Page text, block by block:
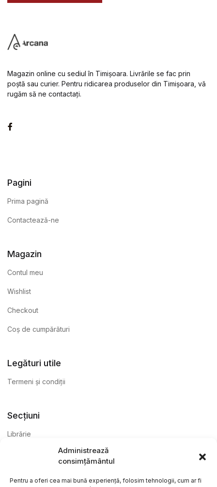
Administrează
consimțământul
Pentru a oferi cea mai bună experiență, folosim tehnologii, cum ar fi
Magazin online cu sediul în Timișoara. Livrările se fac prin
poștă sau curier. Pentru ridicarea produselor din Timișoara, vă
rugăm să ne contactați.
Pagini
Prima pagină
Contactează-ne
Magazin
Contul meu
Wishlist
Checkout
Coș de cumpărături
Legături utile
Termeni și condiții
Secțiuni
Librărie